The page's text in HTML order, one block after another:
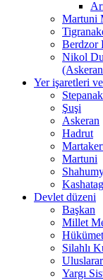
Martuni
Berdzor
Nikol
Yer işaretleri
Şuşi
Askeran
Hadrut
Martuni
Devlet düzeni
Başkan
Millet
Hükümet
Silahlı
Yargı